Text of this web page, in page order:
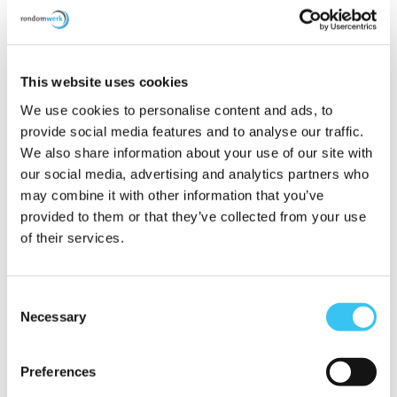
This website uses cookies
We use cookies to personalise content and ads, to
provide social media features and to analyse our traffic.
We also share information about your use of our site with
our social media, advertising and analytics partners who
may combine it with other information that you’ve
provided to them or that they’ve collected from your use
of their services.
Selection
Necessary
Preferences
17-09-2025
BLIJE MEDEWERKERS BLIJVEN: ZO MAAK JE
HET VERSCHIL